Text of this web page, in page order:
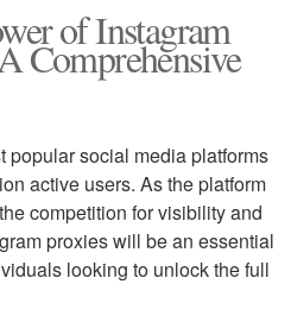
of Instagram
Comprehensive
popular social media platforms
active users. As the platform
competition for visibility and
proxies will be an essential
looking to unlock the full